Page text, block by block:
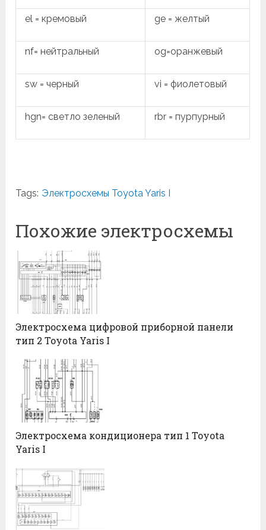
el = кремовый ge = желтый
nf= нейтральный og=оранжевый
sw = черный vi = фиолетовый
hgn= светло зеленый rbr = пурпурный
Tags: Электросхемы Toyota Yaris I
Похожие электросхемы
Электросхема цифровой приборной панели
тип 2 Toyota Yaris I
Электросхема кондиционера тип 1 Toyota
Yaris I